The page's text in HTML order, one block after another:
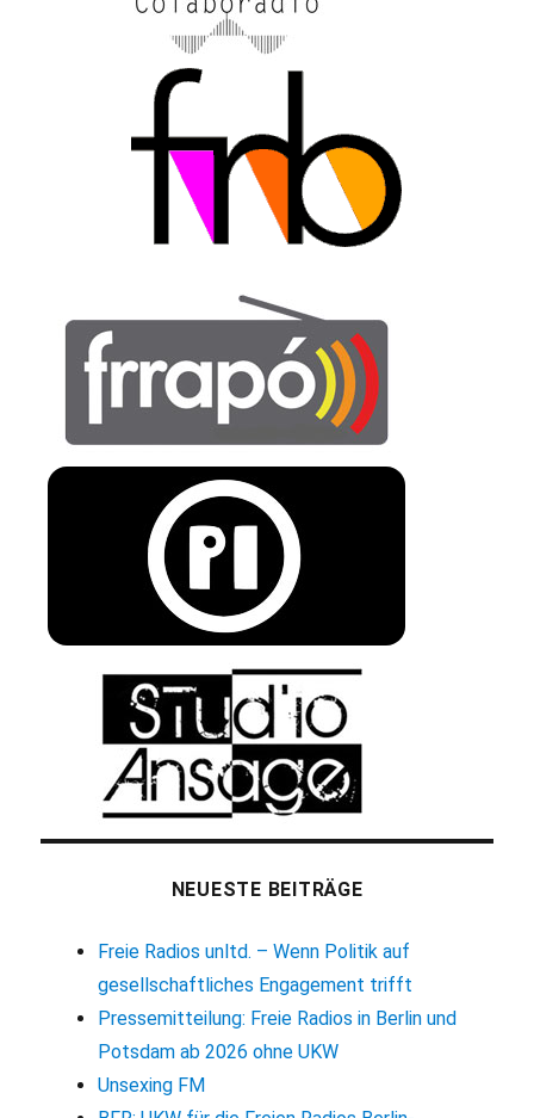
NEUESTE BEITRÄGE
Freie Radios unltd. – Wenn Politik auf
gesellschaftliches Engagement trifft
Pressemitteilung: Freie Radios in Berlin und
Potsdam ab 2026 ohne UKW
Unsexing FM